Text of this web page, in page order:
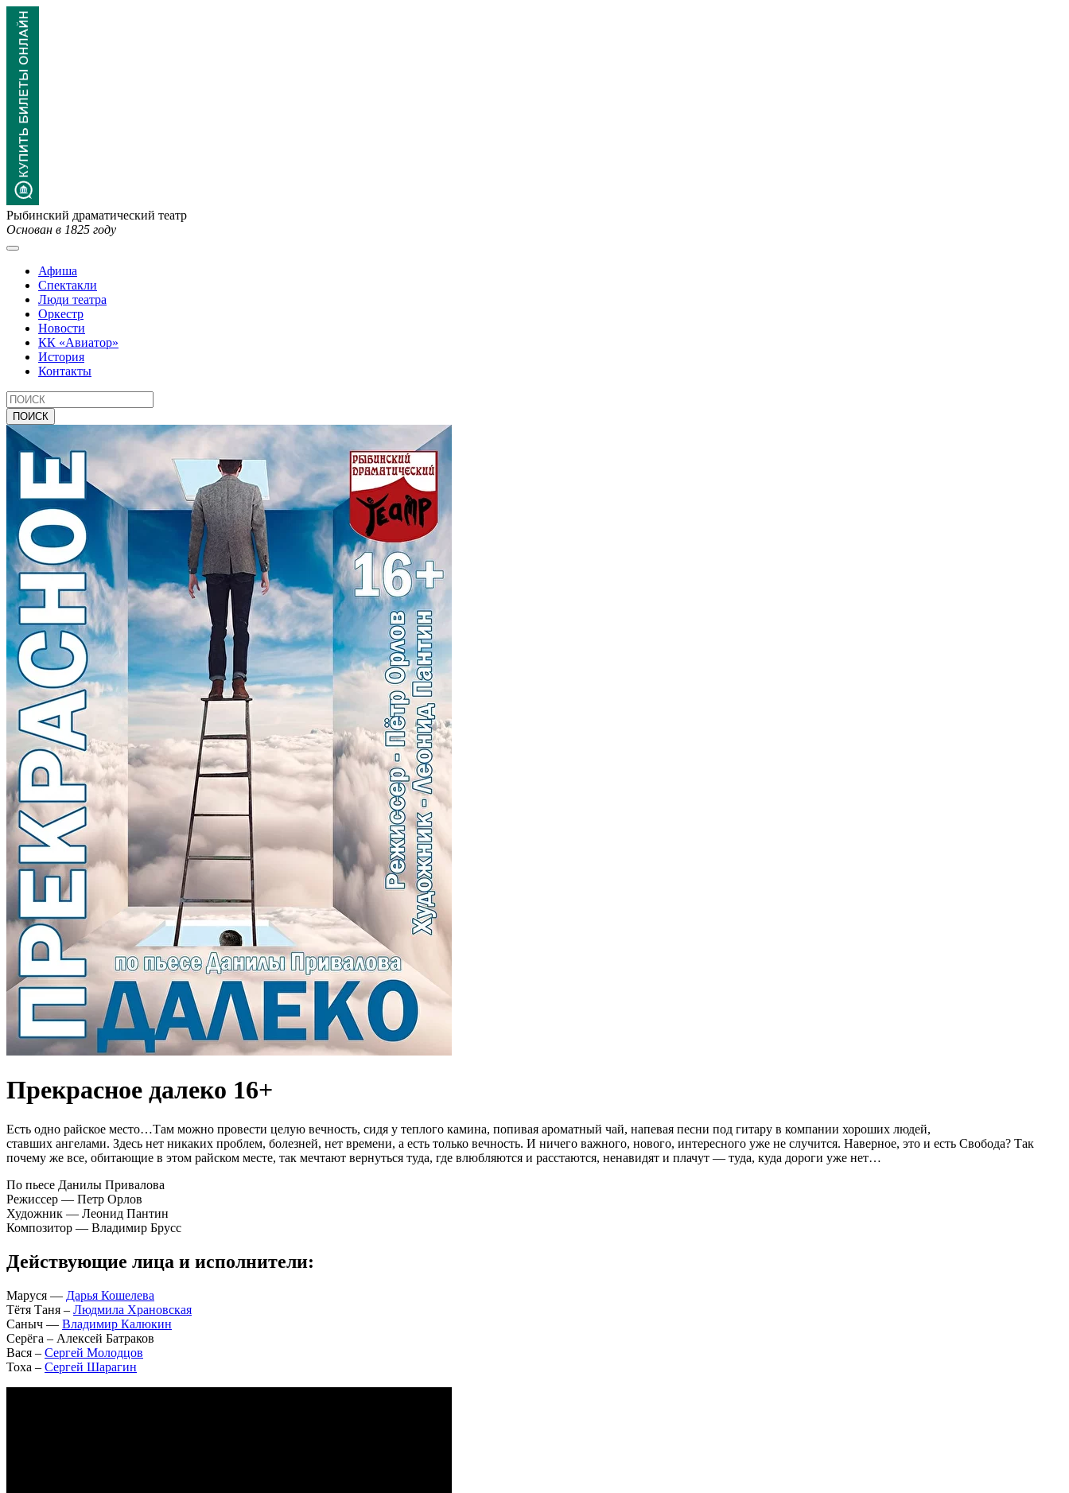
Рыбинский драматический театр
Основан в 1825 году
Афиша
Спектакли
Люди театра
Оркестр
Новости
КК «Авиатор»
История
Контакты
Прекрасное далеко 16+
Есть одно райское место…Там можно провести целую вечность, сидя у теплого камина, попивая ароматный чай, напевая песни под гитару в компании хороших людей,
ставших ангелами. Здесь нет никаких проблем, болезней, нет времени, а есть только вечность. И ничего важного, нового, интересного уже не случится. Наверное, это и есть Свобода? Так
почему же все, обитающие в этом райском месте, так мечтают вернуться туда, где влюбляются и расстаются, ненавидят и плачут — туда, куда дороги уже нет…
По пьесе Данилы Привалова
Режиссер — Петр Орлов
Художник — Леонид Пантин
Композитор — Владимир Брусс
Действующие лица и исполнители:
Маруся — Дарья Кошелева
Тётя Таня – Людмила Храновская
Саныч — Владимир Калюкин
Серёга – Алексей Батраков
Вася – Сергей Молодцов
Тоха – Сергей Шарагин